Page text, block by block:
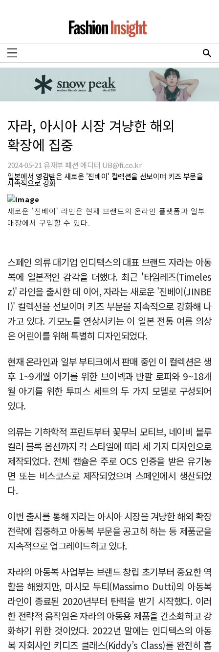
자라, 아시아 시장 겨냥한 해외
확장에 집중
2024-05-21 유재부 패션 에디터 UB@fi.co.kr
일본에서 영감받은 새로운 '진베이' 컬렉션을 선보이며 키즈 부문을
지속적으로 강화
새로운 '진베이' 라인은 현재 브랜드의 온라인 플랫폼과 일부
매장에서 구입할 수 있다.
스페인 의류 대기업 인디텍스의 대표 브랜드 자라는 아동
복에 일본적인 감각을 더했다. 최근 '타임레즈(Timeles
z)' 라인을 출시한 데 이어, 자라는 새로운 '진베이(JINBE
I)' 컬렉션을 선보이며 키즈 부문을 지속적으로 강화해 나
가고 있다. 기모노를 연상시키는 이 일본 전통 여름 의상
은 어린이를 위해 특별히 디자인되었다.
현재 온라인과 일부 부티크에서 판매 중인 이 컬렉션은 생
후 1~9개월 아기를 위한 브이넥과 반팔 로퍼와 9~18개
월 아기를 위한 투피스 세트의 두 가지 모델로 구성되어
있다.
의류는 기하학적 프린트부터 꽃무늬 모티브, 네이비 블루
컬러 블록 옵션까지 각 스타일에 따라 세 가지 디자인으로
제작되었다. 전체 캡슐은 주로 OCS 인증을 받은 유기농
면 또는 비스코스로 제작되었으며 스페인에서 생산되었
다.
이번 출시를 통해 자라는 아시아 시장을 겨냥한 해외 확장
전략에 집중하고 아동복 부문을 공고히 하는 등 제품군을
지속적으로 업그레이드하고 있다.
자라의 아동복 사업부는 브랜드 창립 초기부터 중요한 역
할을 해왔지만, 마시모 두티(Massimo Dutti)의 아동복
라인이 종료된 2020년부터 탄력을 받기 시작했다. 이러
한 전략적 움직임은 자라의 아동용 제품을 간소화하고 강
화하기 위한 것이었다. 2022년 말에는 인디텍스의 아동
복 자회사인 키디즈 클래스(Kiddy’s Class)를 완전히 흡